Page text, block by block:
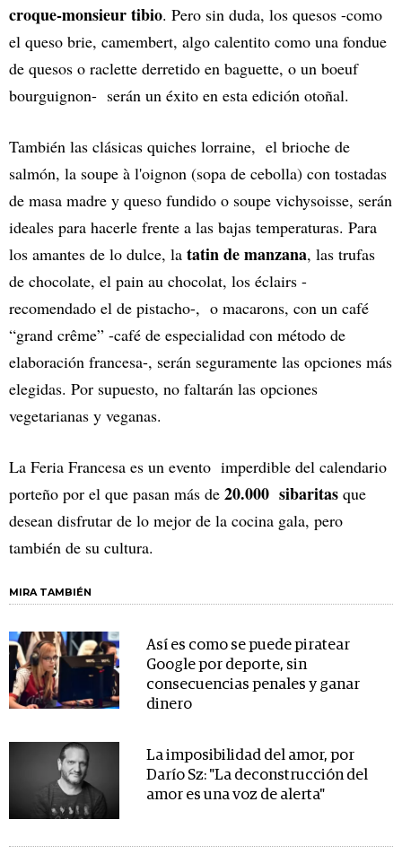
croque-monsieur tibio. Pero sin duda, los quesos -como
el queso brie, camembert, algo calentito como una fondue
de quesos o raclette derretido en baguette, o un boeuf
bourguignon- serán un éxito en esta edición otoñal.
También las clásicas quiches lorraine, el brioche de
salmón, la soupe à l'oignon (sopa de cebolla) con tostadas
de masa madre y queso fundido o soupe vichysoisse, serán
ideales para hacerle frente a las bajas temperaturas. Para
los amantes de lo dulce, la tatin de manzana, las trufas
de chocolate, el pain au chocolat, los éclairs -
recomendado el de pistacho-, o macarons, con un café
“grand crême” -café de especialidad con método de
elaboración francesa-, serán seguramente las opciones más
elegidas. Por supuesto, no faltarán las opciones
vegetarianas y veganas.
La Feria Francesa es un evento imperdible del calendario
porteño por el que pasan más de 20.000 sibaritas que
desean disfrutar de lo mejor de la cocina gala, pero
también de su cultura.
MIRA TAMBIÉN
Así es como se puede piratear
Google por deporte, sin
consecuencias penales y ganar
dinero
La imposibilidad del amor, por
Darío Sz: "La deconstrucción del
amor es una voz de alerta"